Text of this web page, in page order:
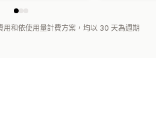
用和依使用量計費方案，均以 30 天為週期